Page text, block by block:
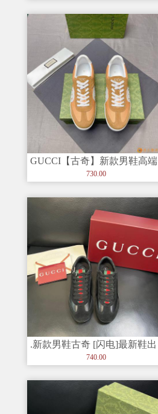
GUCCI【古奇】新款男鞋高端
品牌，最新時尚休闲男鞋，潮
730.00
.新款男鞋古奇 [闪电]最新鞋出
货。原单品质 时尚潮
740.00